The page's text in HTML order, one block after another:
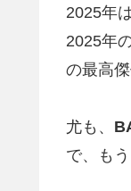
2025年
2025年
の最高傑
尤も、
で、も